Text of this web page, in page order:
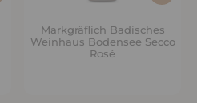
Markgräflich Badisches
Weinhaus Bodensee Secco
Rosé